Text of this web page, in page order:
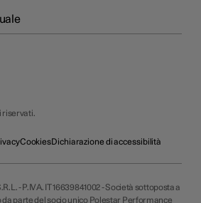
riservati.
CookiesDichiarazione di accessibilità
- P.IVA. IT 16639841002 - Società sottoposta a
parte del socio unico Polestar Performance